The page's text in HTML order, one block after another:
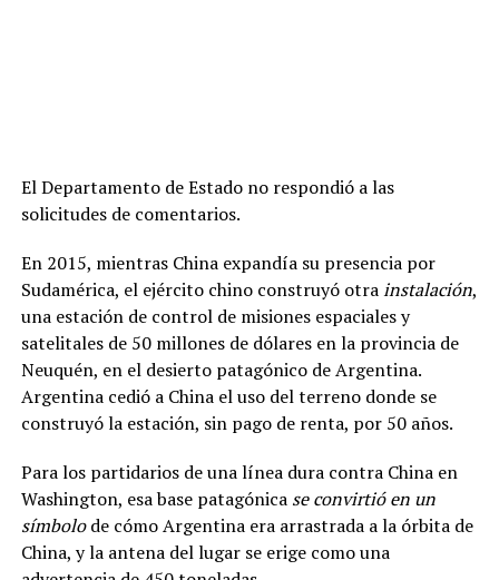
El Departamento de Estado no respondió a las
solicitudes de comentarios.
En 2015, mientras China expandía su presencia por
Sudamérica, el ejército chino construyó otrainstalación,
una estación de control de misiones espaciales y
satelitales de 50 millones de dólares en la provincia de
Neuquén, en el desierto patagónico de Argentina.
Argentina cedió a China el uso del terreno donde se
construyó la estación, sin pago de renta, por 50 años.
Para los partidarios de una línea dura contra China en
Washington, esa base patagónica se convirtió en un
símbolode cómo Argentina era arrastrada a la órbita de
China, y la antena del lugar se erige como una